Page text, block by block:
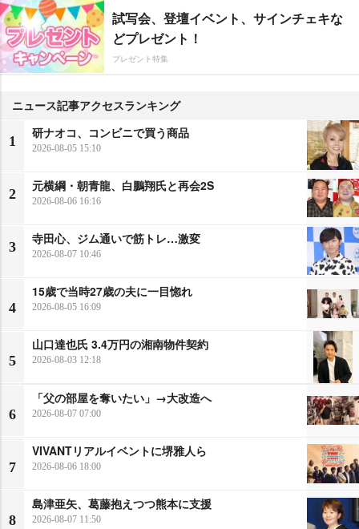
試写会、登壇イベント、サインチェキな
どプレゼント！
プレゼント特集
ニュース記事アクセスランキング
1
研ナオコ、コンビニで買う商品
2026-08-05 15:10
2
元横綱・朝青龍、白鵬翔氏と再会2S
2026-08-06 16:16
3
寺田心、ジム通いで筋トレ…激変
2026-08-07 10:46
4
15歳で当時27歳の夫に一目惚れ
2026-08-05 16:09
5
山口達也氏 3.4万円の湘南物件契約
2026-08-03 12:18
6
「父の部屋を奪いたい」→大改造へ
2026-08-07 07:00
7
VIVANTリアルイベントに堺雅人ら
2026-08-06 18:00
8
島津亜矢、葛藤抱えつつ熊本に支援
2026-08-07 11:50